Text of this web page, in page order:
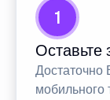
1
Оставьте
мобильного